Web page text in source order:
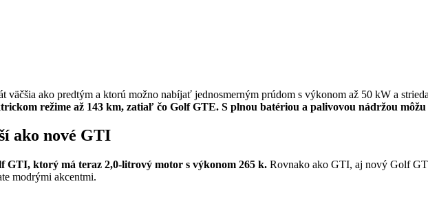
ako predtým a ktorú možno nabíjať jednosmerným prúdom s výkonom až 50 kW a
režime až 143 km, zatiaľ čo Golf GTE. S plnou batériou a palivovou nádržou
ako nové GTI
GTI, ktorý má teraz 2,0-litrový motor s výkonom 265 k. Rovnako ako GTI, aj nový Golf
modrými akcentmi.